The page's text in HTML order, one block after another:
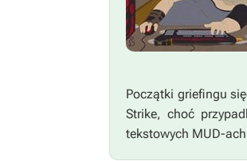
Początki griefingu
Strike, choć
tekstowych MUD-